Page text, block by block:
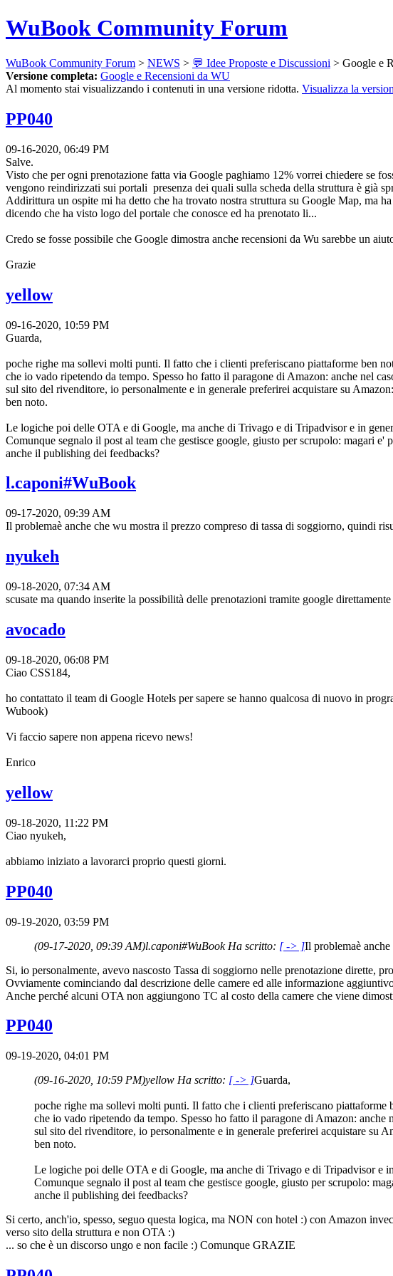
WuBook Community Forum
WuBook Community Forum > NEWS > 💬 Idee Proposte e Discussioni > Google e
Versione completa: Google e Recensioni da WU
Al momento stai visualizzando i contenuti in una versione ridotta. Visualizza la
PP040
09-16-2020, 06:49 PM
Salve.
Visto che per ogni prenotazione fatta via Google paghiamo 12% vorrei chiedere se
vengono reindirizzati sui portali presenza dei quali sulla scheda della struttura è già
Addirittura un ospite mi ha detto che ha trovato nostra struttura su Google Map, ma
dicendo che ha visto logo del portale che conosce ed ha prenotato li...
Credo se fosse possibile che Google dimostra anche recensioni da Wu sarebbe un
Grazie
yellow
09-16-2020, 10:59 PM
Guarda,
poche righe ma sollevi molti punti. Il fatto che i clienti preferiscano piattaforme ben
che io vado ripetendo da tempo. Spesso ho fatto il paragone di Amazon: anche nel
sul sito del rivenditore, io personalmente e in generale preferirei acquistare su
ben noto.
Le logiche poi delle OTA e di Google, ma anche di Trivago e di Tripadvisor e in
Comunque segnalo il post al team che gestisce google, giusto per scrupolo: magari e'
anche il publishing dei feedbacks?
l.caponi#WuBook
09-17-2020, 09:39 AM
Il problemaè anche che wu mostra il prezzo compreso di tassa di soggiorno, quindi
nyukeh
09-18-2020, 07:34 AM
scusate ma quando inserite la possibilità delle prenotazioni tramite google
avocado
09-18-2020, 06:08 PM
Ciao CSS184,
ho contattato il team di Google Hotels per sapere se hanno qualcosa di nuovo in
Wubook)
Vi faccio sapere non appena ricevo news!
Enrico
yellow
09-18-2020, 11:22 PM
Ciao nyukeh,
abbiamo iniziato a lavorarci proprio questi giorni.
PP040
09-19-2020, 03:59 PM
(09-17-2020, 09:39 AM)l.caponi#WuBook Ha scritto: [ -> ]Il problemaè
Si, io personalmente, avevo nascosto Tassa di soggiorno nelle prenotazione dirette,
Ovviamente cominciando dal descrizione delle camere ed alle informazione
Anche perché alcuni OTA non aggiungono TC al costo della camere che viene
PP040
09-19-2020, 04:01 PM
(09-16-2020, 10:59 PM)yellow Ha scritto: [ -> ]Guarda,
poche righe ma sollevi molti punti. Il fatto che i clienti preferiscano piattaforme
che io vado ripetendo da tempo. Spesso ho fatto il paragone di Amazon:
sul sito del rivenditore, io personalmente e in generale preferirei acquistare su
ben noto.
Le logiche poi delle OTA e di Google, ma anche di Trivago e di Tripadvisor e
Comunque segnalo il post al team che gestisce google, giusto per scrupolo:
anche il publishing dei feedbacks?
Si certo, anch'io, spesso, seguo questa logica, ma NON con hotel :) con Amazon
verso sito della struttura e non OTA :)
... so che è un discorso ungo e non facile :) Comunque GRAZIE